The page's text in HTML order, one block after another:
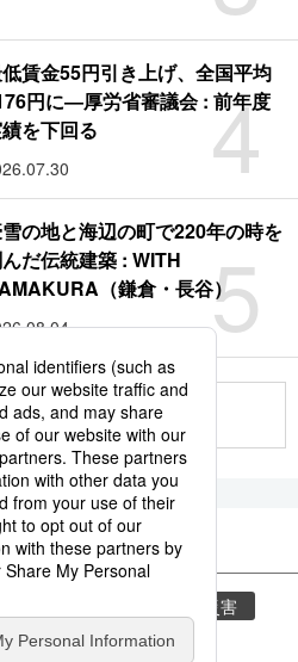
4
賃金55円引き上げ、全国平均
円に―厚労省審議会 : 前年度
を下回る
5
の地と海辺の町で220年の時を
だ伝統建築 : WITH
（鎌倉・長谷）
と見る
災害
震 熊本 観光